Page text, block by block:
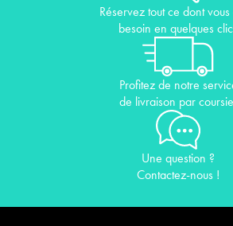
Réservez tout ce dont
besoin en quelques
Profitez de notre
de livraison par
Une question ?
Contactez-nous !